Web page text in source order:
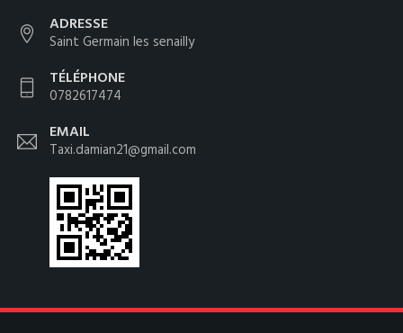
ADRESSE
Saint Germain les senailly
TÉLÉPHONE
0782617474
EMAIL
Taxi.damian21@gmail.com